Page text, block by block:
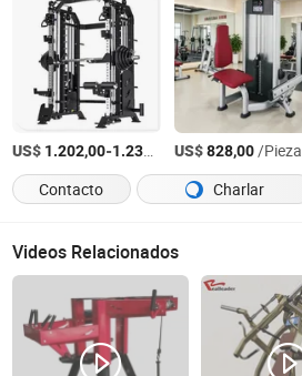
US$ 1.202,00-1.232,00 /Pieza
US$828,00/Pieza
Contacto
Charlar
Videos Relacionados